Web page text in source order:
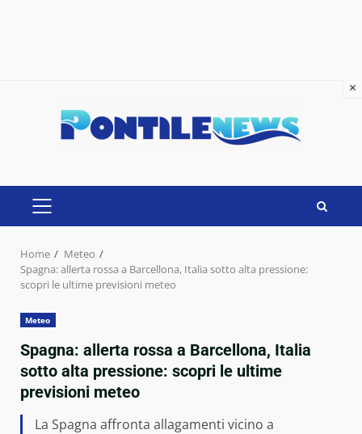
×
PRIMARY
Home
Meteo
Spagna: allerta rossa a Barcellona, Italia sotto alta pressione:
scopri le ultime previsioni meteo
Meteo
Spagna: allerta rossa a Barcellona, Italia
sotto alta pressione: scopri le ultime
previsioni meteo
La Spagna affronta allagamenti vicino a
×